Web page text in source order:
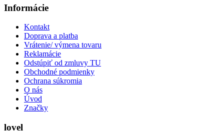
Informácie
Kontakt
Doprava a platba
Vrátenie/ výmena tovaru
Reklamácie
Odstúpiť od zmluvy TU
Obchodné podmienky
Ochrana súkromia
O nás
Úvod
Značky
lovel